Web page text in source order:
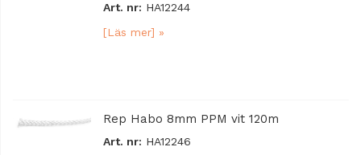
Art. nr: HA12244
[Läs mer] »
Rep Habo 8mm PPM vit 120m
Art. nr: HA12246